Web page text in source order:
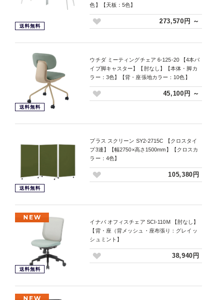
送料無料
色】【天板：5色】
273,570円 ～
送料無料
ウチダ ミーティングチェア 6-125-20 【4本パ
イプ脚キャスター】【肘なし】【本体・脚カ
ラー：3色】【背・座張地カラー：10色】
45,100円 ～
送料無料
プラス スクリーン SY2-2715C 【クロスタイ
プ3連】【幅2750×高さ1500mm】【クロスカ
ラー：4色】
105,380円
NEW
送料無料
イナバ オフィスチェア SCI-110M 【肘なし】
【背・座（背メッシュ・座布張り：グレイッ
シュミント】
38,940円
NEW